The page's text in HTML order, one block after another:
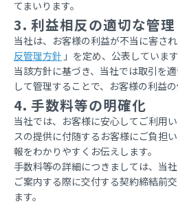
てまいります。
3. 利益相反の適切な管理
当社は、お客様の利益が不当に害さ
反管理方針 」を定め、公表しています
当該方針に基づき、当社では取引を
して管理することで、お客様の利益の
4. 手数料等の明確化
当社では、お客様に安心してご利用
スの提供に付随するお客様にご負担
報をわかりやすくお伝えします。
手数料等の詳細につきましては、当
ご案内する際に交付する契約締結前
ます。